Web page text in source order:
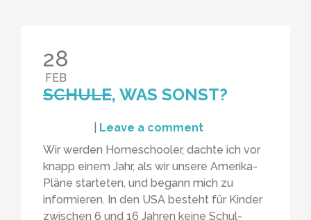
28
FEB
SCHULE, WAS SONST?
Leave a comment
Wir werden Homeschooler, dachte ich vor
knapp einem Jahr, als wir unsere Amerika-
Pläne starteten, und begann mich zu
informieren. In den USA besteht für Kinder
zwischen 6 und 16 Jahren keine Schul-